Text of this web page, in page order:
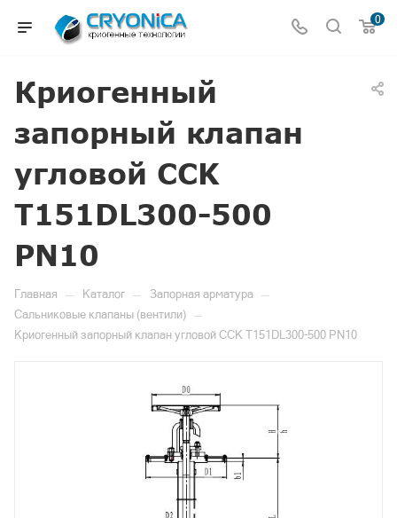
0
Криогенный
запорный клапан
угловой CCK
T151DL300-500
PN10
Главная — Каталог — Запорная арматура —
Сальниковые клапаны (вентили) —
Криогенный запорный клапан угловой CCK T151DL300-500 PN10